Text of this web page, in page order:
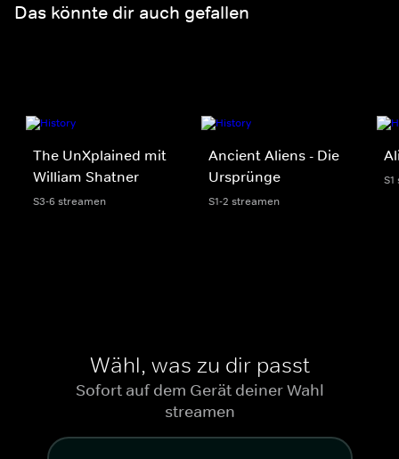
Das könnte dir auch gefallen
The UnXplained mit
William Shatner
S3-6 streamen
Ancient Aliens - Die
Ursprünge
S1-2 streamen
Wähl, was zu dir passt
Sofort auf dem Gerät deiner Wahl
streamen